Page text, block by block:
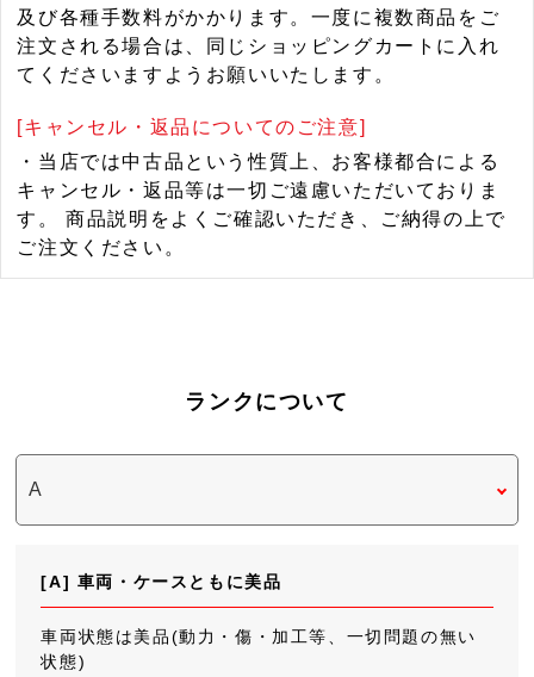
及び各種手数料がかかります。一度に複数商品をご
注文される場合は、同じショッピングカートに入れ
てくださいますようお願いいたします。
[キャンセル・返品についてのご注意]
・当店では中古品という性質上、お客様都合による
キャンセル・返品等は一切ご遠慮いただいておりま
す。 商品説明をよくご確認いただき、ご納得の上で
ご注文ください。
ランクについて
[A] 車両・ケースともに美品
車両状態は美品(動力・傷・加工等、一切問題の無い
状態)